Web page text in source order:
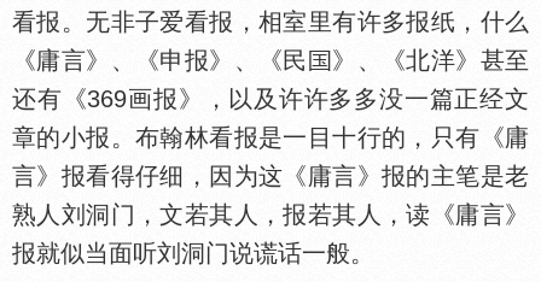
看报。无非子爱看报，相室里有许多报纸，什么
《庸言》、《申报》、《民
》、《北洋》甚至
还有《369画报》，以及许许多多没一篇正经文
章的小报。布翰林看报是一目十行的，只有《庸
言》报看得仔细，因为这《庸言》报的主笔是老
熟人刘洞门，文若其人，报若其人，读《庸言》
报就似当面听刘洞门说谎话一般。